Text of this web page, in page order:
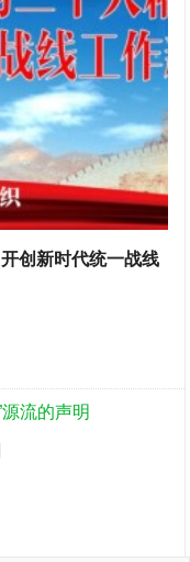
创新时代统一战线